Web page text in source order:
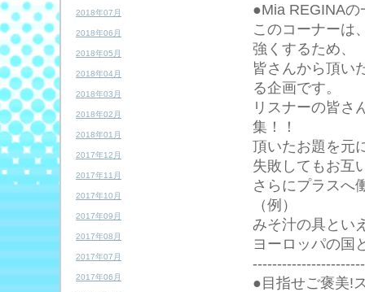
2018年07月
2018年06月
2018年05月
2018年04月
2018年03月
2018年02月
2018年01月
2017年12月
2017年11月
2017年10月
2017年09月
2017年08月
2017年07月
2017年06月
●Mia REGINAの
このコーナーは
強くするため、
皆さんから頂い
る企画です。
リスナーの皆さ
集！！
頂いたお題を元
失敗してもお互
さらにプラスへ
（例）
みそ汁の具とい
ヨーロッパの国
●目指せご褒美!